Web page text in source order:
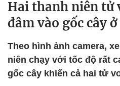
Hai thanh niên tử
đâm vào gốc cây
Theo hình ảnh camera,
niên chạy với tốc độ rất
gốc cây khiến cả hai tử